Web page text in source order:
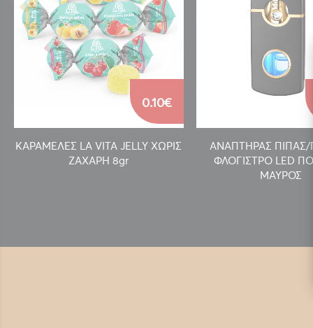
ΚΑΡΑΜΕΛΕΣ LA VITA JELLY ΧΩΡΙΣ
ΖΑΧΑΡΗ 8gr
0.10€
ΑΝΑΠΤΗΡΑΣ ΠΙΠΑΣ/
ΦΛΟΓΙΣΤΡΟ LED
ΜΑΥΡΟΣ